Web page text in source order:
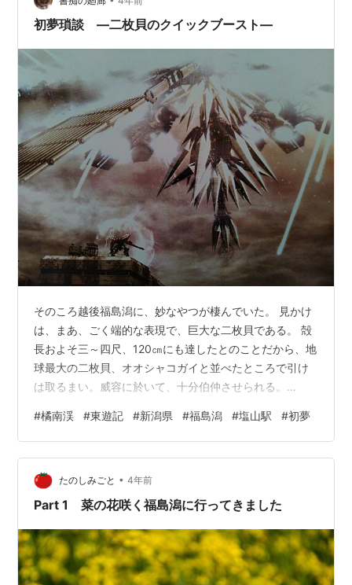
した。 4/14（金） 上越新幹線に乗るのは初めて。7分短
初夢瑣談 ―二枚貝のクイックブースト―
そのころ越後福島潟に、妙なやつが棲んでいた。 見かけ
は、まあ、ごく端的な表現で、巨大な二枚貝である。 殻
長およそ三～四尺、120㎝にも達したとのことだから、地
球最大の二枚貝、オオシャコガイと並べたところで引け
は取るまい。威容に於いて、十分伯仲させられる。
何もサイズの話ではない。 こいつは高速移動するのだ。
鈍重が種族的特徴の貝殻野郎の分際で。まるで射られた
矢の如く、一直線に、水面を。 目撃例は数多い。地元民
との遭遇は頻繁に起きていたらしい。 個々の証言を繋ぎ
合わせることにより、おおよその生態も判明（みえ）て
#橘南渓 #東遊記 #新潟県 #福島潟 #塩山駅 #初夢
たのしみごと • 4年前
Part 1 菜の花咲く福島潟に行ってきました